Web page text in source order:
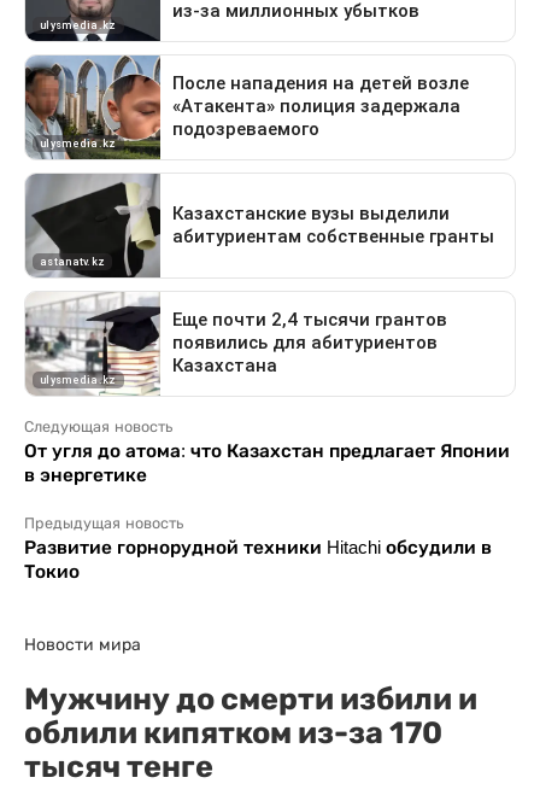
Следующая новость
От угля до атома: что Казахстан предлагает Японии
в энергетике
Предыдущая новость
Развитие горнорудной техники Hitachi обсудили в
Токио
Новости мира
Мужчину до смерти избили и
облили кипятком из-за 170
тысяч тенге